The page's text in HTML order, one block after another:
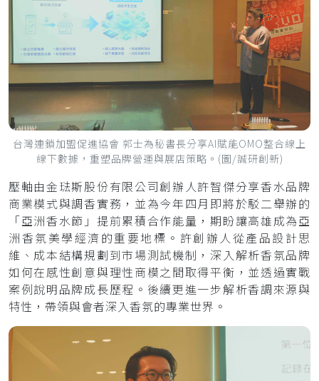
台灣連鎖加盟促進協會 郭士為秘書長分享AI賦能OMO整合線上
線下數據，重塑品牌營運與展店策略。(圖/誠研創新)
壓軸由金琺斯股份有限公司創辦人許智傑分享香水品牌
商業模式與調香實務，並為今年四月即將於駁二舉辦的
「亞洲香水節」提前累積合作能量，期盼讓高雄成為亞
洲香氛美學經濟的重要地標。許創辦人從產品設計思
維、成本結構規劃到市場測試機制，深入解析香氛品牌
如何在感性創意與理性商模之間取得平衡，並透過實戰
案例說明品牌成長歷程。後續更進一步解析香調來源與
特性，帶領與會者深入香氛的專業世界。